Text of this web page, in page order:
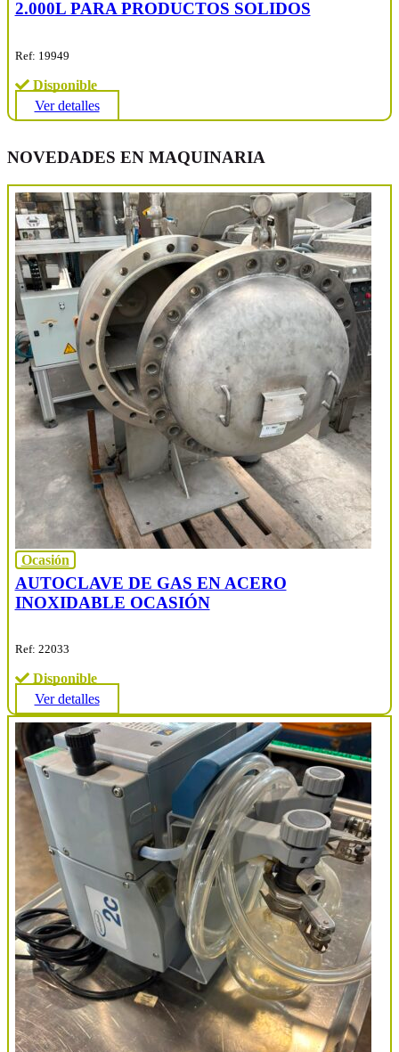
2.000L PARA PRODUCTOS SOLIDOS
Ref: 19949
Disponible
Ver detalles
NOVEDADES EN MAQUINARIA
Ocasión
AUTOCLAVE DE GAS EN ACERO
INOXIDABLE OCASIÓN
Ref: 22033
Disponible
Ver detalles